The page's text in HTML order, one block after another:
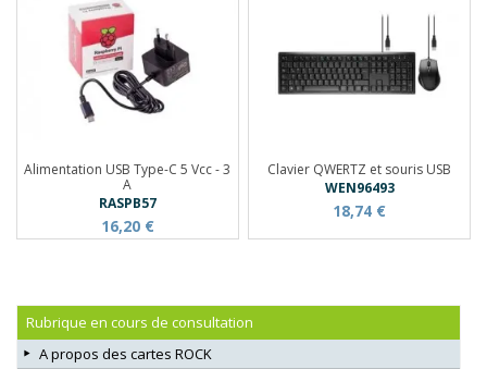
Alimentation USB Type-C 5 Vcc - 3
A
RASPB57
16,20 €
Clavier QWERTZ et souris USB
WEN96493
18,74 €
Rubrique en cours de consultation
A propos des cartes ROCK